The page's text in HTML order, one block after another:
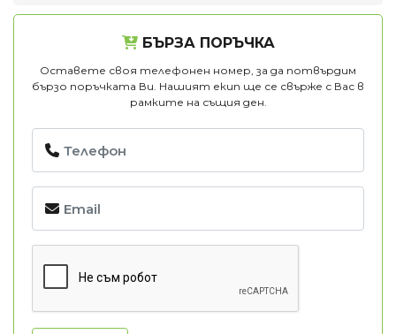
БЪРЗА ПОРЪЧКА
Оставете своя телефонен номер, за да потвърдим
бързо поръчката Ви. Нашият екип ще се свърже с Вас в
рамките на същия ден.